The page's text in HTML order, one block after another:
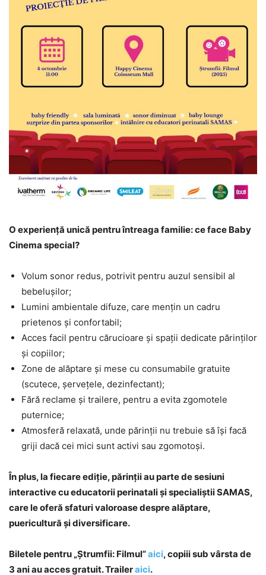
O experiență unică pentru întreaga familie: ce face Baby
Cinema special?
Volum sonor redus, potrivit pentru auzul sensibil al
bebelușilor;
Lumini ambientale difuze, care mențin un cadru
prietenos și confortabil;
Acces facil pentru cărucioare și spații dedicate părinților
și copiilor;
Zone de alăptare și mese cu consumabile gratuite
(scutece, șervețele, dezinfectant);
Fără reclame și trailere, pentru a evita zgomotele
puternice;
Atmosferă relaxată, unde părinții nu trebuie să își facă
griji dacă cei mici sunt activi sau zgomotoși.
În plus, la fiecare ediție, părinții au parte de sesiuni
interactive cu educatorii perinatali și specialiștii SAMAS,
care le oferă sfaturi valoroase despre alăptare,
puericultură și diversificare.
Biletele pentru „Ștrumfii: Filmul”aici, copiii sub vârsta de
3 ani au acces gratuit. Traileraici.